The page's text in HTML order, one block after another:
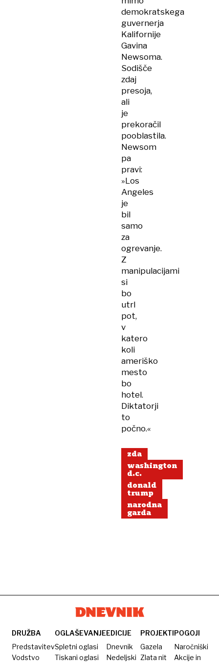
demokratskega
guvernerja
Kalifornije
Gavina
Newsoma.
Sodišče
zdaj
presoja,
ali
je
prekoračil
pooblastila.
Newsom
pa
pravi:
»Los
Angeles
je
bil
samo
za
ogrevanje.
Z
manipulacijami
si
bo
utrl
pot,
v
katero
koli
ameriško
mesto
bo
hotel.
Diktatorji
to
počno.«
zda
washington
d.c.
donald
trump
narodna
garda
DRUŽBA
Predstavitev
Vodstvo
OGLAŠEVANJE
Spletni oglasi
Tiskani oglasi
EDICIJE
Dnevnik
Nedeljski
PROJEKTI
Gazela
Zlata nit
POGOJI
Naročniški
Akcije in